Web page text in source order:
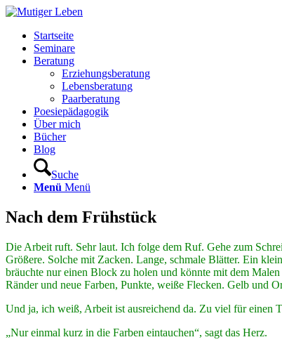
Startseite
Seminare
Beratung
Erziehungsberatung
Lebensberatung
Paarberatung
Poesiepädagogik
Über mich
Bücher
Blog
Suche
Menü Menü
Nach dem Frühstück
Die Arbeit ruft. Sehr laut. Ich folge dem Ruf. Gehe zum
Größere. Solche mit Zacken. Lange, schmale Blätter. Ein
bräuchte nur einen Block zu holen und könnte mit dem
Ränder und neue Farben, Punkte, weiße Flecken. Gelb und
Und ja, ich weiß, Arbeit ist ausreichend da. Zu viel für einen
„Nur einmal kurz in die Farben eintauchen“, sagt das Herz.